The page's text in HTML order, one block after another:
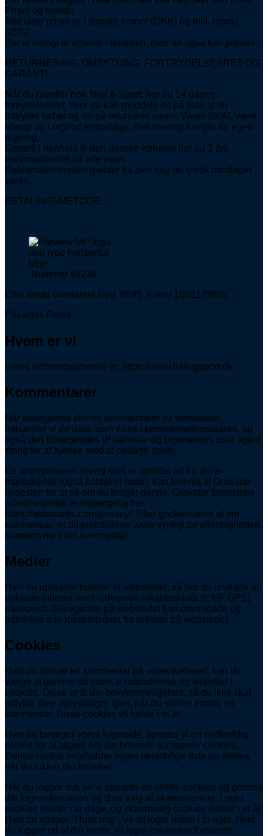
Priser og moms:
Alle viste priser er i danske kroner (DKK) og inkl. moms
(25%)
Det er muligt at afhente i butikken, hvor alt også kan prøves.
RETURNERING, OMBYTNING, FORTRYDELSESRET OG
GARANTI
Når du handler hos Trail & Sport, har du 14 dages
fortrydelsesret, hvor du kan meddele os på mail at du
fortryder købet og derpå returnerer varen. Varen SKAL være
ubrugt og i orginal emballage. Returnering foregår for egen
regning.
Garanti I henhold til den danske købelov har du 2 års
reklamationsret på alle varer.
Reklamationsretten gælder fra den dag du fysisk modtager
varen.
BETALINGSMETODE
Nummer 49236
Eller konto overførsel Reg. 6695 Konto 1002179802
Privatlivs Politik
Hvem er vi
Vores webstedsadresse er: https://www.trailogsport.dk.
Kommentarer
Når besøgende skriver kommentarer på webstedet,
indsamler vi de data, som vises i kommentarformularen, og
også den besøgendes IP-adresse og browserens user agent
string for at hjælpe med at opdage spam.
En anonymiseret streng som er oprettet ud fra din e-
mailadresse (også kaldet et hash), kan leveres til Gravatar
tjenesten for at se om du bruger denne. Gravatar tjenestens
privatlivspolitik er tilgængelig her:
https://automattic.com/privacy/. Efter godkendelse af din
kommentar, vil dit profilbillede være synligt for offentligheden
sammen med din kommentar.
Medier
Hvis du uploader billeder til webstedet, så bør du undlade at
uploade billeder med indlejrede lokalitetsdata (EXIF GPS)
inkluderet. Besøgende på webstedet kan downloade og
udtrække alle lokalitetsdata fra billeder på webstedet.
Cookies
Hvis du skriver en kommentar på vores websted, kan du
vælge at gemme dit navn, e-mailadresse og websted i
cookies. Disse er til din bekvemmeligehed, så du ikke skal
udfylde dine oplysninger igen, når du skriver endnu en
kommentar. Disse cookies vil holde i et år.
Hvis du besøger vores loginside, opretter vi en midlertidig
cookie for at afgøre om din browser accepterer cookies.
Denne cookie indeholder ingen personlige data og slettes,
når du lukker din browser.
Når du logger ind, vil vi opsætte en række cookies og gemme
din logininformation og dine valg af skærmvisning. Login
cookies holder i to dage, og skærmvalg cookies holder i et år.
Hvis du vælger "Husk mig", vil dit login holde i to uger. Hvis
du logger ud af din konto, vil login cookierne forsvinde.